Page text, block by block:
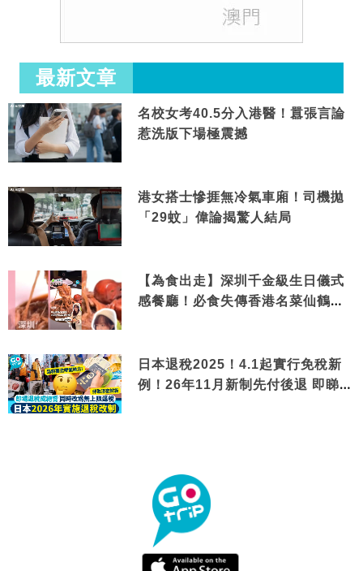
最新文章
名校女考40.5分入港醫！囂張言論
惹洗版下場極震撼
港女搭士慘捱無冷氣車廂！司機拋
「29蚊」偉論揭驚人結局
【為食出走】深圳千金級生日儀式
感餐廳！必食失傳香港名菜仙鶴神
日本退稅2025！4.1起實行免稅新
例！26年11月新制先付後退 即睇步